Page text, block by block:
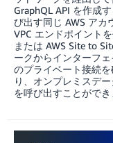
GraphQL API を作成
び出す同じ AWS アカ
VPC エンドポイント
または AWS Site to
ークからインターフ
のプライベート接続
り、オンプレミスデ
を呼び出すことができ